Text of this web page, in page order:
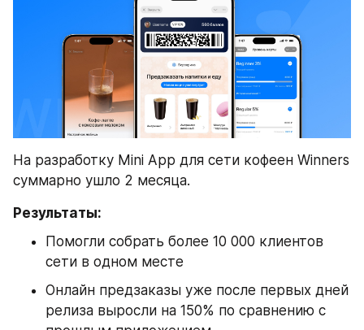
На разработку Mini App для сети кофеен Winners
суммарно ушло 2 месяца.
Результаты:
Помогли собрать более 10 000 клиентов
сети в одном месте
Онлайн предзаказы уже после первых дней
релиза выросли на 150% по сравнению с